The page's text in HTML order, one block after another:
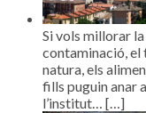
Si vols millorar
contaminació, el
natura, els
fills puguin anar
l’institut… […]